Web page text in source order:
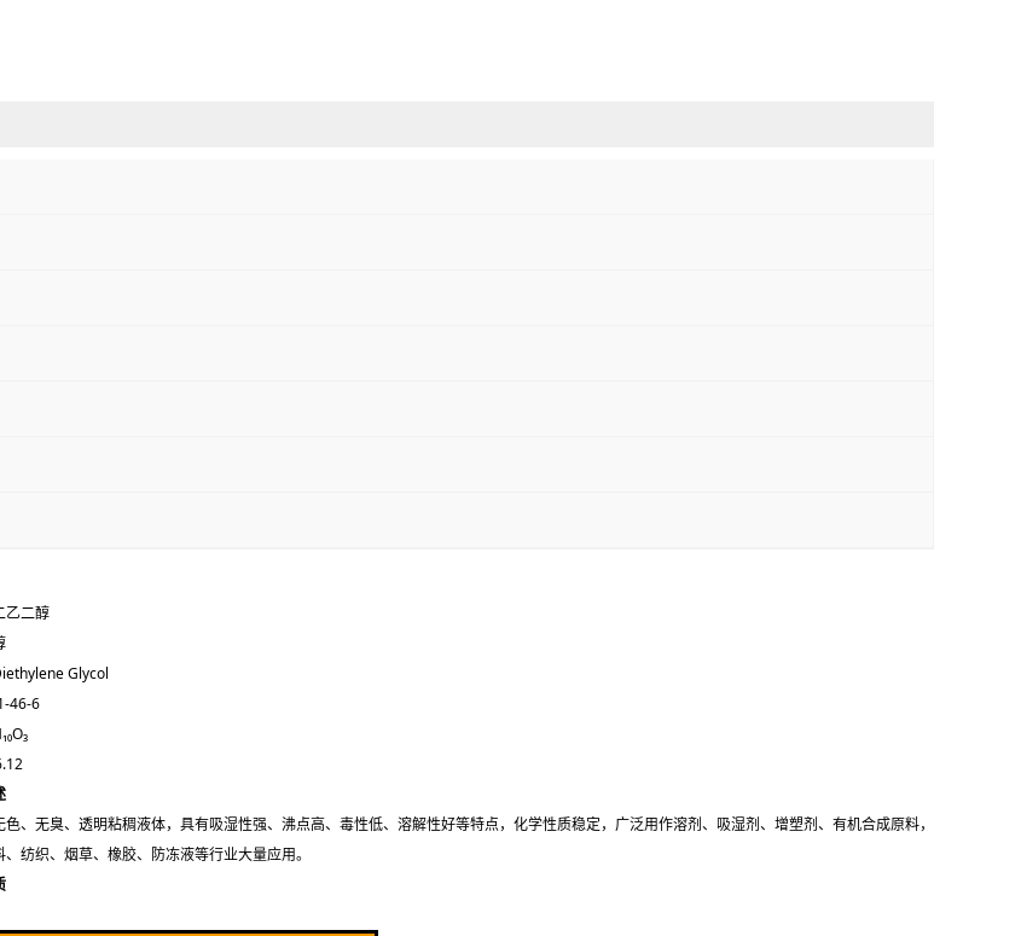
乙二醇
Glycol
46-6
色、无臭、透明粘稠液体，具有吸湿性强、沸点高、毒性低、溶解性好等特点，化学性质稳定，广泛用作溶剂、吸湿剂、增塑剂、有机合成原料，
纺织、烟草、橡胶、防冻液等行业大量应用。